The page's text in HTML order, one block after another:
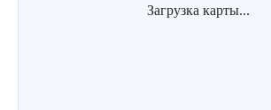
Загрузка карты...